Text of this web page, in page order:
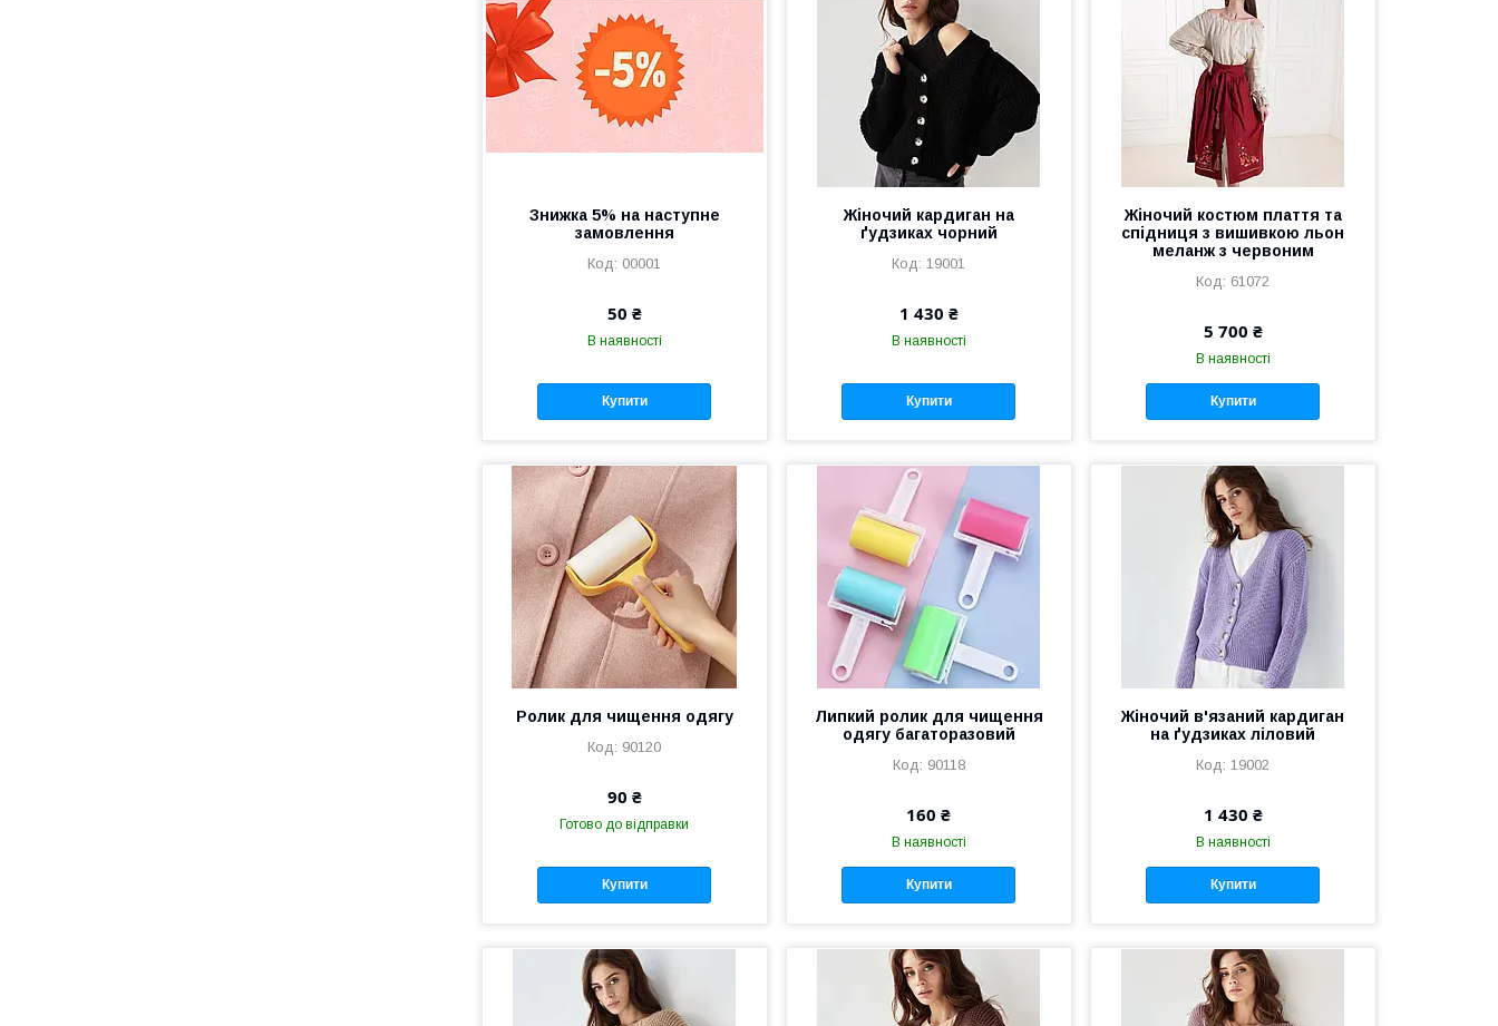
Знижка 5% на наступне
замовлення
00001
50 ₴
В наявності
Купити
Жіночий кардиган на
ґудзиках чорний
19001
1 430 ₴
В наявності
Купити
Жіночий костюм плаття та
спідниця з вишивкою льон
меланж з червоним
61072
5 700 ₴
В наявності
Купити
Ролик для чищення одягу
90120
90 ₴
Готово до відправки
Купити
Липкий ролик для чищення
одягу багаторазовий
90118
160 ₴
В наявності
Купити
Жіночий в'язаний кардиган
на ґудзиках ліловий
19002
1 430 ₴
В наявності
Купити